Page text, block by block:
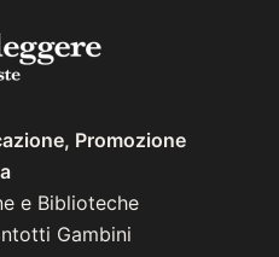
Promozione
e Biblioteche
Gambini